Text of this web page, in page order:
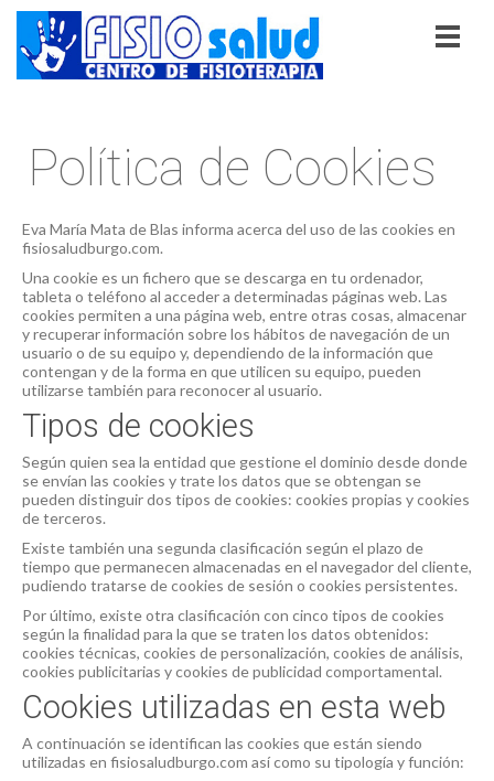
Política de Cookies
Eva María Mata de Blas informa acerca del uso de las cookies en
fisiosaludburgo.com.
Una cookie es un fichero que se descarga en tu ordenador,
tableta o teléfono al acceder a determinadas páginas web. Las
cookies permiten a una página web, entre otras cosas, almacenar
y recuperar información sobre los hábitos de navegación de un
usuario o de su equipo y, dependiendo de la información que
contengan y de la forma en que utilicen su equipo, pueden
utilizarse también para reconocer al usuario.
Tipos de cookies
Según quien sea la entidad que gestione el dominio desde donde
se envían las cookies y trate los datos que se obtengan se
pueden distinguir dos tipos de cookies: cookies propias y cookies
de terceros.
Existe también una segunda clasificación según el plazo de
tiempo que permanecen almacenadas en el navegador del cliente,
pudiendo tratarse de cookies de sesión o cookies persistentes.
Por último, existe otra clasificación con cinco tipos de cookies
según la finalidad para la que se traten los datos obtenidos:
cookies técnicas, cookies de personalización, cookies de análisis,
cookies publicitarias y cookies de publicidad comportamental.
Cookies utilizadas en esta web
A continuación se identifican las cookies que están siendo
utilizadas en fisiosaludburgo.com así como su tipología y función: